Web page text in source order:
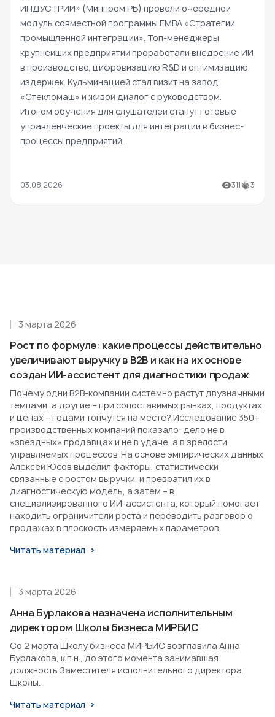
ИНДУСТРИИ» (Минпром РБ) провели очередной
модуль совместной программы EMBA «Стратегии
промышленной интеграции». Топ-менеджеры
крупнейших предприятий проработали внедрение ИИ
в производство, цифровизацию R&D и оптимизацию
издержек. Кульминацией стал визит на завод
«Стекломаш» и живой диалог с руководством.
Итогом обучения для слушателей станут готовые
управленческие проекты для интеграции в бизнес-
процессы предприятий.
03.08.2026 311 3
Рост по формуле: какие процессы действительно
увеличивают выручку в B2B и как на их основе
создан ИИ-ассистент для диагностики продаж
3 марта 2026
Почему одни B2B-компании системно растут двузначными
темпами, а другие – при сопоставимых рынках, продуктах
и ценах – годами топчутся на месте? Исследование 350+
производственных компаний показало: дело не в
«звездных» продавцах и не в удаче, а в зрелости
управляемых процессов. На основе эмпирических данных
Алексей Юсов выделил факторы, статистически
связанные с ростом выручки, и превратил их в
диагностическую модель, а затем – в
специализированного ИИ-ассистента, который помогает
находить ограничители роста и переводить разговор о
продажах в плоскость измеряемых параметров.
Читать материал
Анна Бурлакова назначена исполнительным
директором Школы бизнеса МИРБИС
3 марта 2026
Со 2 марта Школу бизнеса МИРБИС возглавила Анна
Бурлакова, к.п.н., до этого момента занимавшая
должность Заместителя исполнительного директора
Школы.
Читать материал